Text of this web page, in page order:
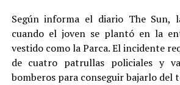
Según informa el diario The Sun,
cuando el joven se plantó en la
vestido como la Parca. El incidente
de cuatro patrullas policiales y
bomberos para conseguir bajarlo del